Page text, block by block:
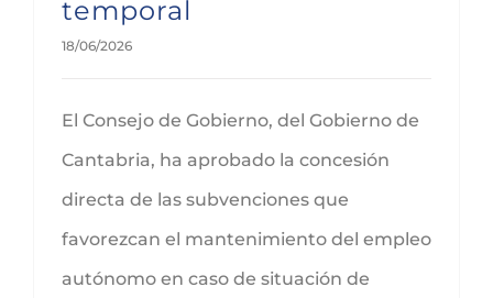
temporal
18/06/2026
El Consejo de Gobierno, del Gobierno de
Cantabria, ha aprobado la concesión
directa de las subvenciones que
favorezcan el mantenimiento del empleo
autónomo en caso de situación de